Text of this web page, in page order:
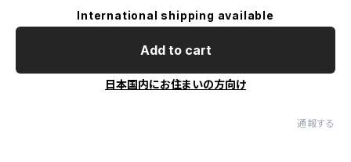
International shipping available
Add to cart
日本国内にお住まいの方向け
通報する